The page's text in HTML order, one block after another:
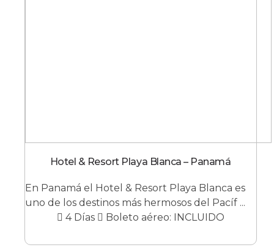
Hotel & Resort Playa Blanca – Panamá
En Panamá el Hotel & Resort Playa Blanca es
uno de los destinos más hermosos del Pacíf ...
4 Días
Boleto aéreo: INCLUIDO